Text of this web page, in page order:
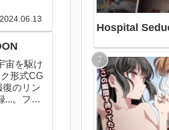
2024.06.13
宙を駆け
形式CG
復のリン
...。フル
Hospital